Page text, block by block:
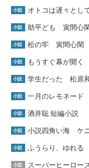
小説 オトコは遅々と
小説 助平ども 寅間心
小説 松の牢 寅間心閑
小説 もうすぐ幕が開
小説 学生だった 松原
小説 一月のレモネー
小説 酒井聡 短編小説
小説 小説四角い海 ケ
小説 ふうらり、ゆれ
小説 スーパーヒーロー